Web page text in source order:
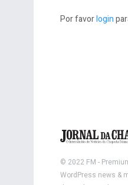
Por favorlogin
© 2022 FM -
WordPress news &